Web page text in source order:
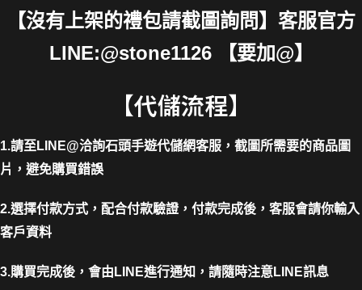
【沒有上架的禮包請截圖詢問】客服官方
LINE:@stone1126 【要加@】
【代儲流程】
1.請至LINE@洽詢石頭手遊代儲網客服，截圖所需要的商品圖
片，避免購買錯誤
2.選擇付款方式，配合付款驗證，付款完成後，客服會請你輸入
客戶資料
3.購買完成後，會由LINE進行通知，請隨時注意LINE訊息